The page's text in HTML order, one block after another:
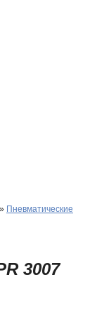
» Пневматические
3007